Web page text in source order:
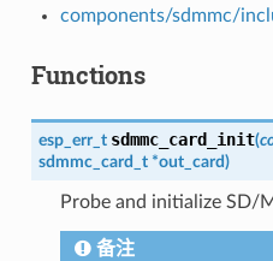
components/sdmmc/
Functions
esp_err_t sdmmc_card_init(
sdmmc_card_t *out_card)
Probe and initialize SD/
备注